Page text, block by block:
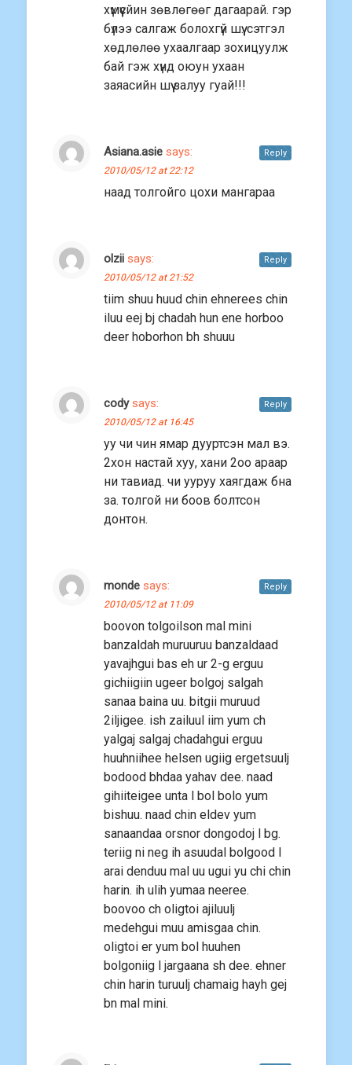
хүмүүсйин зөвлөгөөг дагаарай. гэр
бүлээ салгаж болохгүй шүү. сэтгэл
хөдлөлөө ухаалгаар зохицуулж
бай гэж хүнд оюун ухаан
заяасийн шүү залуу гуай!!!
Asiana.asie says:
2010/05/12 at 22:12
наад толгойго цохи мангараа
Reply
olzii says:
2010/05/12 at 21:52
tiim shuu huud chin ehnerees chin
iluu eej bj chadah hun ene horboo
deer hoborhon bh shuuu
Reply
cody says:
2010/05/12 at 16:45
уу чи чин ямар дууртсэн мал вэ.
2хон настай хуу, хани 2оо араар
ни тавиад. чи ууруу хаягдаж бна
за. толгой ни боов болтсон
донтон.
Reply
monde says:
2010/05/12 at 11:09
boovon tolgoilson mal mini
banzaldah muruuruu banzaldaad
yavajhgui bas eh ur 2-g erguu
gichiigiin ugeer bolgoj salgah
sanaa baina uu. bitgii muruud
2iljigee. ish zailuul iim yum ch
yalgaj salgaj chadahgui erguu
huuhniihee helsen ugiig ergetsuulj
bodood bhdaa yahav dee. naad
gihiiteigee unta l bol bolo yum
bishuu. naad chin eldev yum
sanaandaa orsnor dongodoj l bg.
teriig ni neg ih asuudal bolgood l
arai denduu mal uu ugui yu chi chin
harin. ih ulih yumaa neeree.
boovoo ch oligtoi ajiluulj
medehgui muu amisgaa chin.
oligtoi er yum bol huuhen
bolgoniig l jargaana sh dee. ehner
chin harin turuulj chamaig hayh gej
bn mal mini.
Reply